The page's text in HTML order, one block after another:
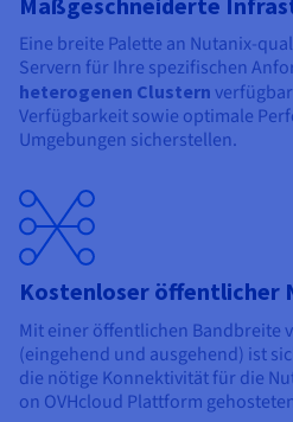
Eine breite Palette an Nutanix-
Servern für Ihre spezifischen
heterogenen Clustern
Verfügbarkeit sowie optimale
Umgebungen sicherstellen.
Kostenloser öffentlicher
Mit einer öffentlichen Bandbreite
(eingehend und ausgehend) ist
die nötige Konnektivität für die
on OVHcloud Plattform